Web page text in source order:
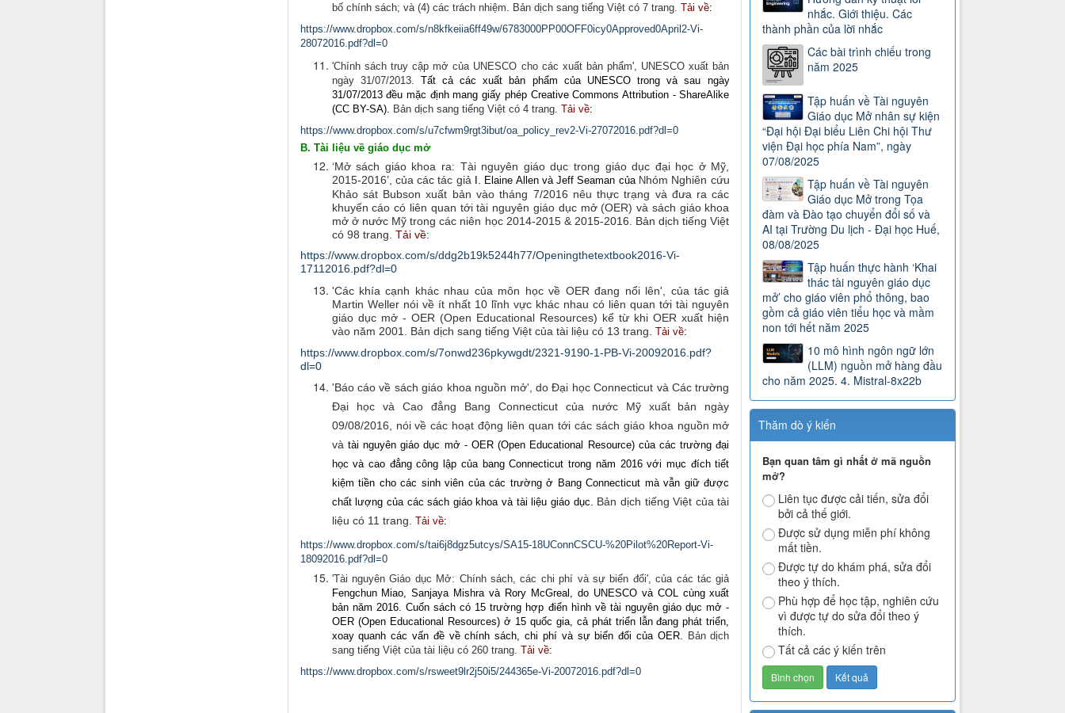
bố chính sách; và (4) các trách nhiệm. Bản dịch sang tiếng Việt có 7 trang. Tải về:
https://www.dropbox.com/s/n8kfkeiia6ff49w/6783000PP00OFF0icy0Approved0April2-Vi-
28072016.pdf?dl=0
'Chính sách truy cập mở của UNESCO cho các xuất bản phẩm', UNESCO xuất bản
ngày 31/07/2013. Tất cả cácxuất bản phẩm của UNESCO trong và sau ngày
31/07/2013 đều mặc định mang giấy phép Creative Commons Attribution - ShareAlike
(CC BY-SA).
Bản dịch sang tiếng Việt có 4 trang. Tải về:
https://www.dropbox.com/s/u7cfwm9rgt3ibut/oa_policy_rev2-Vi-27072016.pdf?dl=0
B. Tài liệu về giáo dục mở
‘Mở sách giáo khoa ra: Tài nguyên giáo dục trong giáo dục đại học ở Mỹ,
2015-2016’, của các tác giả I. Elaine Allen vàJeff Seaman củaNhóm Nghiên cứu
Khảo sát Bubson xuất bản vào tháng 7/2016 nêu thực trạng và đưa ra các
khuyến cáo có liên quan tới tài nguyên giáo dục mở (OER) và sách giáo khoa
mở ở nước Mỹ trong các niên học 2014-2015 & 2015-2016. Bản dịch tiếng Việt
có 98 trang. Tải về:
https://www.dropbox.com/s/ddg2b19k5244h77/Openingthetextbook2016-Vi-
17112016.pdf?dl=0
'Các khía cạnh khác nhau của môn học về OER đang nổi lên', của tác giả
Martin Weller nói về ít nhất 10 lĩnh vực khác nhau có liên quan tới tài nguyên
giáo dục mở - OER (Open Educational Resources) kể từ khi OER xuất hiện
vào năm 2001. Bản dịch sang tiếng Việt của tài liệu có 13 trang. Tải về:
https://www.dropbox.com/s/7onwd236pkywgdt/2321-9190-1-PB-Vi-20092016.pdf?
dl=0
'Báo cáo về sách giáo khoa nguồn mở', do Đại học Connecticut và Các trường
Đại học và Cao đẳng Bang Connecticut của nước Mỹ xuất bản ngày
09/08/2016, nói về các hoạt động liên quan tới các sách giáo khoa nguồn mở
và tài nguyên giáo dục mở - OER (Open Educational Resource) của các trường đại
học và cao đẳng công lập của bang Connecticut trong năm 2016 với mục đích tiết
kiệm tiền cho các sinh viên của các trường ở Bang Connecticut mà vẫn giữ được
chất lượng của các sách giáo khoa và tài liệu giáo dục. Bản dịch tiếng Việt của tài
liệu có 11 trang. Tải về:
https://www.dropbox.com/s/tai6j8dgz5utcys/SA15-18UConnCSCU-%20Pilot%20Report-Vi-
18092016.pdf?dl=0
'Tài nguyên Giáo dục Mở: Chính sách, các chi phí và sự biến đổi',của các tác giả
Fengchun Miao, Sanjaya Mishra và Rory McGreal, do UNESCO và COL cùng xuất
bản năm 2016. Cuốn sách có 15 trường hợp điển hình về tài nguyên giáo dục mở -
OER (Open Educational Resources) ở 15 quốc gia, cả phát triển lẫn đang phát triển,
xoay quanh các vấn đề về chính sách, chi phí và sự biến đổi của OER. Bản dịch
sang tiếng Việt của tài liệu có 260 trang. Tải về:
https://www.dropbox.com/s/rsweet9lr2j50i5/244365e-Vi-20072016.pdf?dl=0
nhắc. Giới thiệu. Các
thành phần của lời nhắc
Các bài trình chiếu trong
năm 2025
Tập huấn về Tài nguyên
Giáo dục Mở nhân sự kiện
“Đại hội Đại biểu Liên Chi hội Thư
viện Đại học phía Nam”, ngày
07/08/2025
Tập huấn về Tài nguyên
Giáo dục Mở trong Tọa
đàm và Đào tạo chuyển đổi số và
AI tại Trường Du lịch - Đại học Huế,
08/08/2025
Tập huấn thực hành ‘Khai
thác tài nguyên giáo dục
mở’ cho giáo viên phổ thông, bao
gồm cả giáo viên tiểu học và mầm
non tới hết năm 2025
10 mô hình ngôn ngữ lớn
(LLM) nguồn mở hàng đầu
cho năm 2025. 4. Mistral-8x22b
Thăm dò ý kiến
Bạn quan tâm gì nhất ở mã nguồn
mở?
Liên tục được cải tiến, sửa đổi
bởi cả thế giới.
Được sử dụng miễn phí không
mất tiền.
Được tự do khám phá, sửa đổi
theo ý thích.
Phù hợp để học tập, nghiên cứu
vì được tự do sửa đổi theo ý
thích.
Tất cả các ý kiến trên